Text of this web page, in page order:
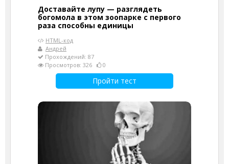
Доставайте лупу — разглядеть
богомола в этом зоопарке с первого
раза способны единицы
HTML-код
Андрей
Прохождений: 87
Просмотров: 326
0
Пройти тест